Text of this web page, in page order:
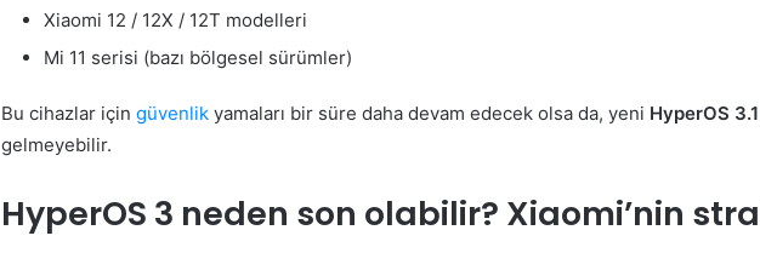
Xiaomi 12 / 12X / 12T modelleri
Mi 11 serisi (bazı bölgesel sürümler)
Bu cihazlar için güvenlik yamaları bir süre daha devam edecek olsa da, yeni HyperOS
gelmeyebilir.
HyperOS 3 neden son olabilir? Xiaomi’nin